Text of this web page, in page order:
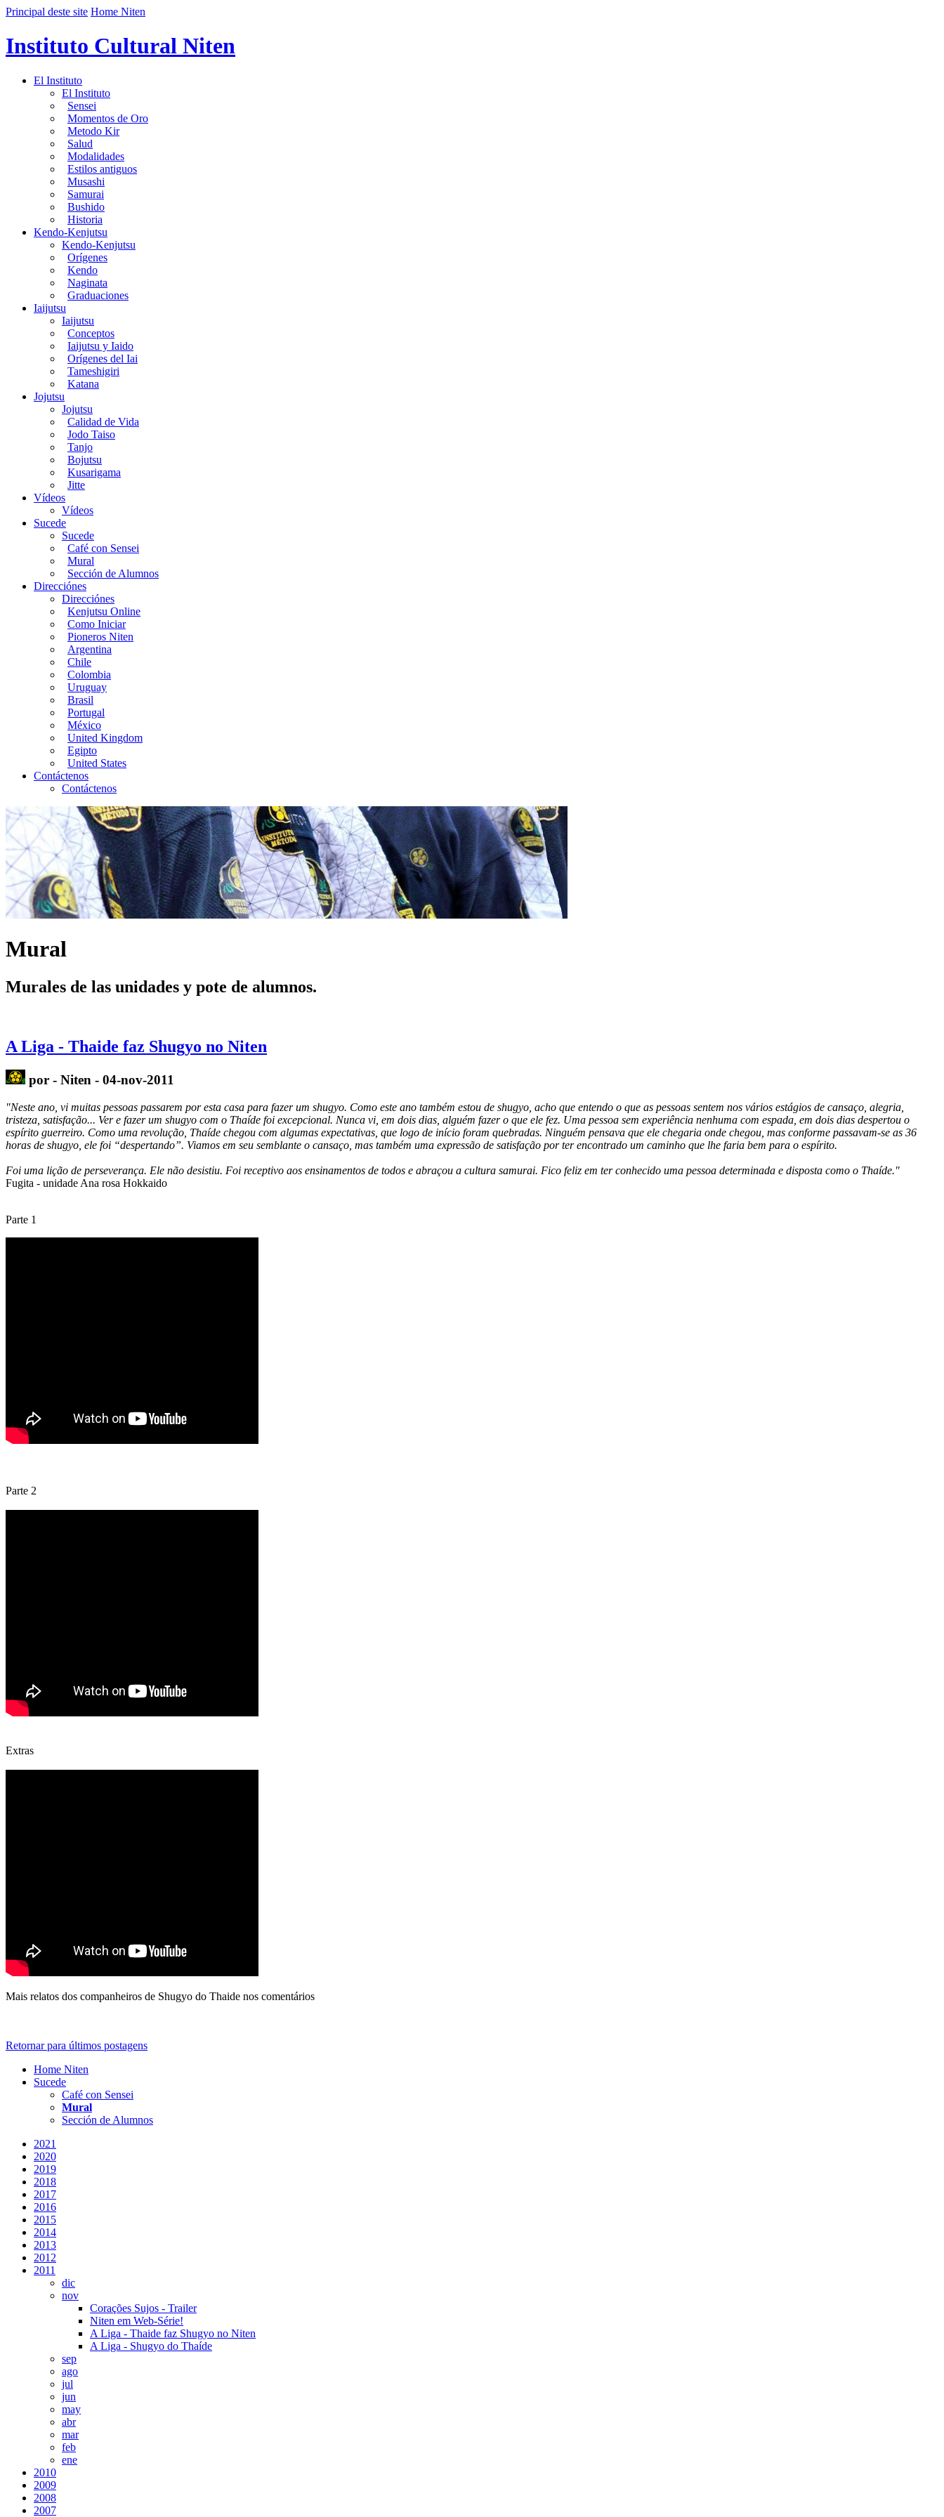
Principal deste site Home Niten
Instituto Cultural Niten
El Instituto
El Instituto
Sensei
Momentos de Oro
Metodo Kir
Salud
Modalidades
Estilos antiguos
Musashi
Samurai
Bushido
Historia
Kendo-Kenjutsu
Kendo-Kenjutsu
Orígenes
Kendo
Naginata
Graduaciones
Iaijutsu
Iaijutsu
Conceptos
Iaijutsu y Iaido
Orígenes del Iai
Tameshigiri
Katana
Jojutsu
Jojutsu
Calidad de Vida
Jodo Taiso
Tanjo
Bojutsu
Kusarigama
Jitte
Vídeos
Vídeos
Sucede
Sucede
Café con Sensei
Mural
Sección de Alumnos
Direcciónes
Direcciónes
Kenjutsu Online
Como Iniciar
Pioneros Niten
Argentina
Chile
Colombia
Uruguay
Brasil
Portugal
México
United Kingdom
Egipto
United States
Contáctenos
Contáctenos
Mural
Murales de las unidades y pote de alumnos.
A Liga - Thaide faz Shugyo no Niten
por - Niten - 04-nov-2011
"Neste ano, vi muitas pessoas passarem por esta casa para fazer um shugyo. Como este ano também estou de shugyo , acho que entendo o que as pessoas sentem nos vários estágios de cansaço, alegria,
tristeza, satisfação... Ver e fazer um shugyo com o Thaíde foi excepcional. Nunca vi, em dois dias, alguém fazer o que ele fez. Uma pessoa sem experiência nenhuma com espada, em dois dias despertou o
espírito guerreiro. Como uma revolução, Thaíde chegou com algumas expectativas, que logo de início foram quebradas. Ninguém pensava que ele chegaria onde chegou, mas conforme passavam-se as 36
horas de shugyo , ele foi “despertando”. Viamos em seu semblante o cansaço, mas também uma expressão de satisfação por ter encontrado um caminho que lhe faria bem para o espírito.
Foi uma lição de perseverança. Ele não desistiu. Foi receptivo aos ensinamentos de todos e abraçou a cultura samurai. Fico feliz em ter conhecido uma pessoa determinada e disposta como o Thaíde."
Fugita - unidade Ana rosa Hokkaido
Parte 1
Parte 2
Extras
Mais relatos dos companheiros de Shugyo do Thaide nos comentários
Retornar para últimos postagens
Home Niten
Sucede
Café con Sensei
Mural
Sección de Alumnos
2021
2020
2019
2018
2017
2016
2015
2014
2013
2012
2011
dic
nov
Corações Sujos - Trailer
Niten em Web-Série!
A Liga - Thaide faz Shugyo no Niten
A Liga - Shugyo do Thaíde
sep
ago
jul
jun
may
abr
mar
feb
ene
2010
2009
2008
2007